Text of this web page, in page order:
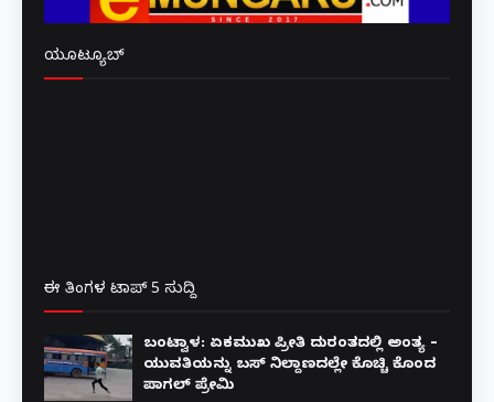
ಯೂಟ್ಯೂಬ್
ಈ ತಿಂಗಳ ಟಾಪ್ 5 ಸುದ್ದಿ
ಬಂಟ್ವಾಳ: ಏಕಮುಖ ಪ್ರೀತಿ ದುರಂತದಲ್ಲಿ ಅಂತ್ಯ –
ಯುವತಿಯನ್ನು ಬಸ್ ನಿಲ್ದಾಣದಲ್ಲೇ ಕೊಚ್ಚಿ ಕೊಂದ
ಪಾಗಲ್ ಪ್ರೇಮಿ